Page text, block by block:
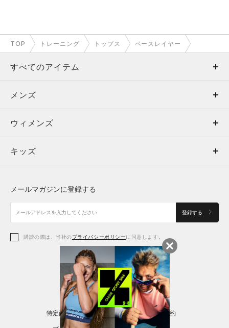
TOP トレーニング トップス ベースレイヤー
すべてのアイテム
メンズ
ウィメンズ
キッズ
アクセサリー
メンズ
トップス
ボトムス
アクセサリー
ウィメンズ
トップス
シューズ
アクセサリー
レギンス＆タイツ
キッズ
シューズ
メールマガジンに登録する
登録する
購読の際は、当社のプライバシーポリシーに同意します。
特定商取引法に基づく通販の表記 会員規約